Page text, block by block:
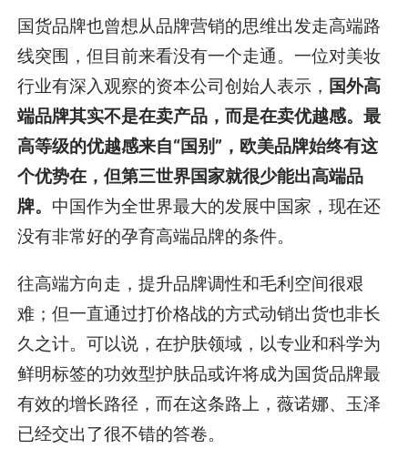
国货品牌也曾想从品牌营销的思维出发走高端路
线突围，但目前来看没有一个走通。一位对美妆
行业有深入观察的资本公司创始人表示， 国外高
端品牌其实不是在卖产品，而是在卖优越感。最
高等级的优越感来自“国别”，欧美品牌始终有这
个优势在，但第三世界国家就很少能出高端品
牌。 中国作为全世界最大的发展中国家，现在还
没有非常好的孕育高端品牌的条件。
往高端方向走，提升品牌调性和毛利空间很艰
难；但一直通过打价格战的方式动销出货也非长
久之计。可以说，在护肤领域，以专业和科学为
鲜明标签的功效型护肤品或许将成为国货品牌最
有效的增长路径，而在这条路上，薇诺娜、玉泽
已经交出了很不错的答卷。